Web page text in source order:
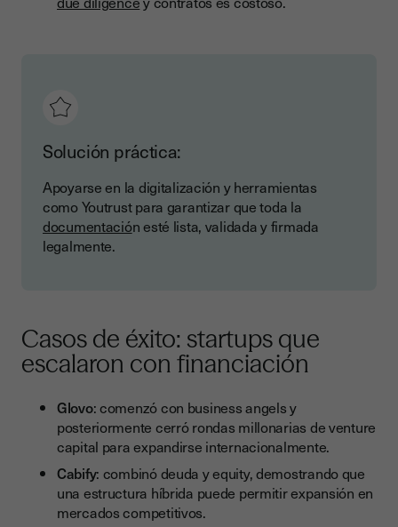
Solución práctica:
Apoyarse en la digitalización y herramientas
como Youtrust para garantizar que toda la
documentación esté lista, validada y firmada
legalmente.
Casos de éxito: startups que
escalaron con financiación
Glovo: comenzó con business angels y
posteriormente cerró rondas millonarias de venture
capital para expandirse internacionalmente.
Cabify: combinó deuda y equity, demostrando que
una estructura híbrida puede permitir expansión en
mercados competitivos.